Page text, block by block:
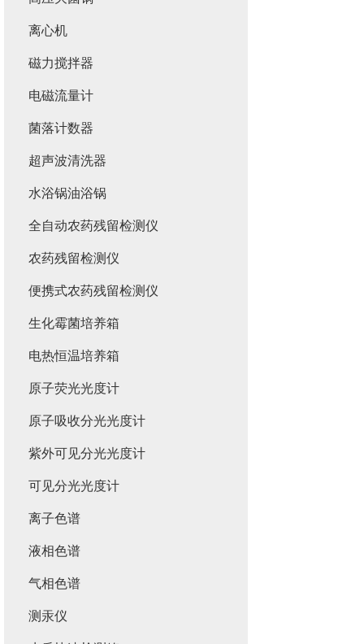
离心机
磁力搅拌器
电磁流量计
菌落计数器
超声波清洗器
水浴锅油浴锅
全自动农药残留检测仪
农药残留检测仪
便携式农药残留检测仪
生化霉菌培养箱
电热恒温培养箱
原子荧光光度计
原子吸收分光光度计
紫外可见分光光度计
可见分光光度计
离子色谱
液相色谱
气相色谱
测汞仪